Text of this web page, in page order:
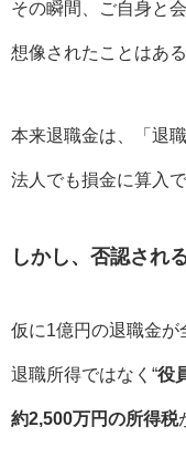
その瞬間、ご自身と
想像されたことはあ
本来退職金は、「退
法人でも損金に算入で
しかし、否認され
仮に1億円の退職金が
退職所得ではなく“役
約2,500万円の所得税